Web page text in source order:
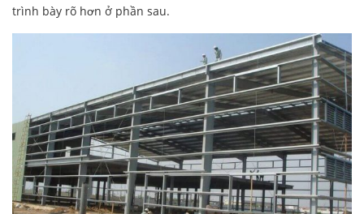
trình bày rõ hơn ở phần sau.